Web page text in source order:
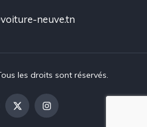
neuve.tn
les droits sont réservés.